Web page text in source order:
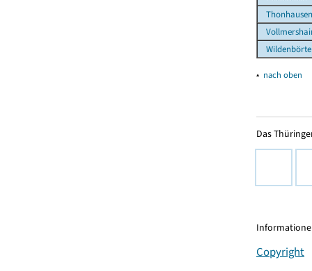
Thonhausen
▴ nach oben
Das
Copyright